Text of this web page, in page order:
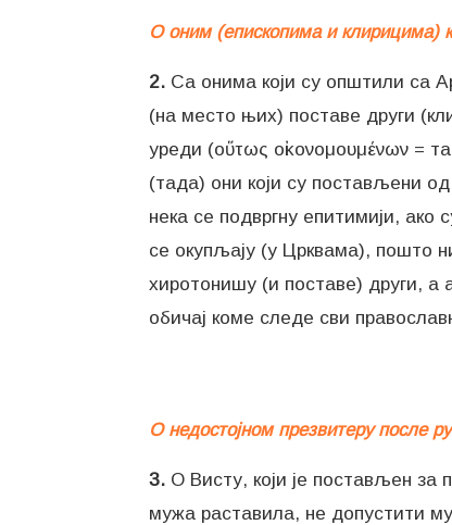
О оним (епископима и клирицима)
2. Са онима који су општили са
(на место њих) поставе други
уреди (οὕτως οἰκονομουμένων =
(тада) они који су постављени
нека се подвргну епитимији,
се окупљају (у Црквама), пошто
хиротонишу (и поставе) други, а
обичај коме следе сви
О недостојном презвитеру после
3. О Висту, који је постављен за
мужа раставила, не допустити